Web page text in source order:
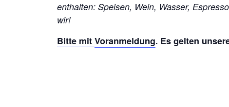
enthalten: Speisen, Wein, Wasser,
wir!
Bitte mitVoranmeldung. Es gelten